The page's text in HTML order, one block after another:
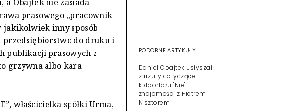
Obajtek nie zasiada
prasowego „pracownik
inny sposób
do druku i
publikacji prasowych z
grzywna albo kara
właścicielka spółki Urma,
PODOBNE ARTYKUŁY
Daniel Obajtek usłyszał
zarzuty dotyczące
kolportażu "Nie" i
znajomości z Piotrem
Nisztorem